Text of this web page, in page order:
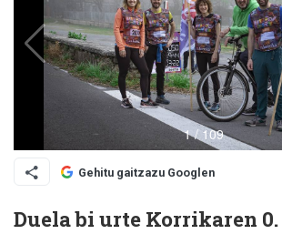
Gehitu gaitzazu Googlen
Duela bi urte Korrikaren 0.